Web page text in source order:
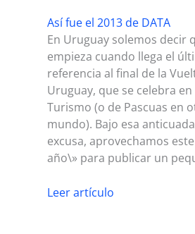
Así fue el 2013 de DATA
En Uruguay solemos decir
empieza cuando llega el
referencia al final de la
Uruguay, que se celebra
Turismo (o de Pascuas en
mundo). Bajo esa
excusa, aprovechamos
año\» para publicar un
Leer artículo